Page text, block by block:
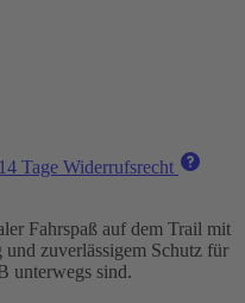
14 Tage Widerrufsrecht
Fahrspaß auf dem Trail mit
zuverlässigem Schutz für
unterwegs sind.